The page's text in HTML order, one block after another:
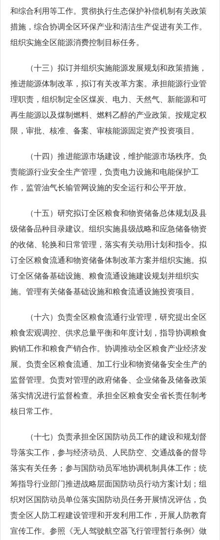
和综合利用等工作。贯彻执行生态保护补偿机制有关政策
措施，综合协调全区环保产业和清洁生产促进有关工作。
组织实施全区能源消费控制目标任务。
（十三）拟订并组织实施能源发展规划和政策措施，
推进能源体制改革，拟订有关改革方案。承担能源行业管
理职责，组织制定全区煤炭、电力、天然气、新能源和可
再生能源以及煤制燃料、燃料乙醇的产业政策。按规定权
限，审批、核准、备案、审核能源固定资产投资项目。
（十四）推进能源市场建设，维护能源市场秩序。负
责能源行业安全生产管理，负责电力设施和电能保护工
作，监管油气长输管网设施的安全运行和公平开放。
（十五）研究拟订全区粮食和物资储备总体规划及县
级储备品种目录建议。组织实施县级战略和应急储备物资
的收储、轮换和日常管理，落实有关动用计划和指令。拟
订全区粮食流通和物资储备体制改革方案并组织实施。拟
订全区储备基础设施、粮食流通设施建设规划并组织实
施。管理有关储备基础设施和粮食流通设施投资项目。
（十六）负责全区粮食流通行业管理，研究提出全区
粮食宏观调控、供求总量平衡和年度计划，指导协调粮食
购销工作和粮食产销合作。协调推动全区粮食产业经济发
展。负责全区粮食流通、加工行业和物资储备安全生产的
监督管理。负责对管理的政府储备、企业储备及储备政策
落实情况进行监督检查。承担全区粮食安全省长责任制考
核日常工作。
（十七）负责承担全区国防动员工作的建设和规划督
导落实工作，参与经济动员、人民防空、交通战备的督导
落实有关任务；参与国防动员军地协调机制具体工作；统
筹指导行业部门推进战略层面国防动员行动方案计划；组
织对区国防动员单位落实国防动员任务开展情况评估，负
责全区人防工程建设管理和开发利用工作，开展人防教育
宣传工作。参照《无人驾驶航空器飞行管理暂行条例》做